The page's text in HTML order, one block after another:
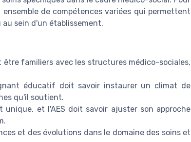
de compétences variées qui permettent
sein d'un établissement.
être familiers avec les structures médico-sociales,
éducatif doit savoir instaurer un climat de
qu'il soutient.
unique, et l'AES doit savoir ajuster son approche
et des évolutions dans le domaine des soins et